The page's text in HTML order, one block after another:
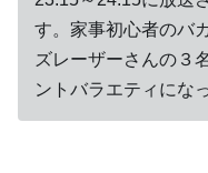
す。家事初心者のバ
ズレーザーさんの３
ントバラエティにな